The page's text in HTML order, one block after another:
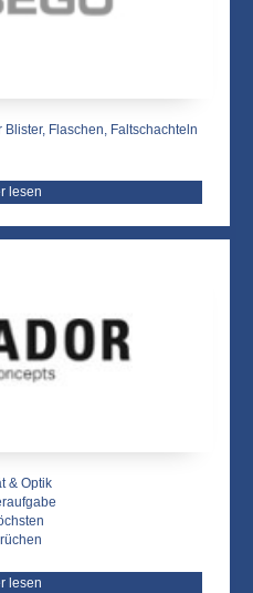
Flaschen, Faltschachteln
lesen
& Optik
lesen